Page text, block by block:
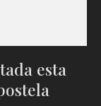
esta